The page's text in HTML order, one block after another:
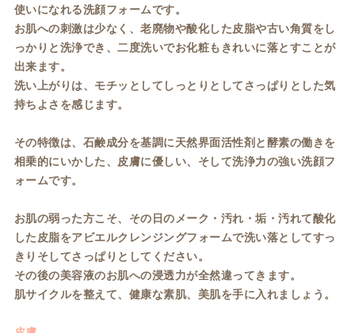
使いになれる洗顔フォームです。
お肌への刺激は少なく、老廃物や酸化した皮脂や古い角質をし
っかりと洗浄でき、二度洗いでお化粧もきれいに落とすことが
出来ます。
洗い上がりは、モチッとしてしっとりとしてさっぱりとした気
持ちよさを感じます。
その特徴は、石鹸成分を基調に天然界面活性剤と酵素の働きを
相乗的にいかした、皮膚に優しい、そして洗浄力の強い洗顔フ
ォームです。
お肌の弱った方こそ、その日のメーク・汚れ・垢・汚れて酸化
した皮脂をアビエルクレンジングフォームで洗い落としてすっ
きりそしてさっぱりとしてください。
その後の美容液のお肌への浸透力が全然違ってきます。
肌サイクルを整えて、健康な素肌、美肌を手に入れましょう。